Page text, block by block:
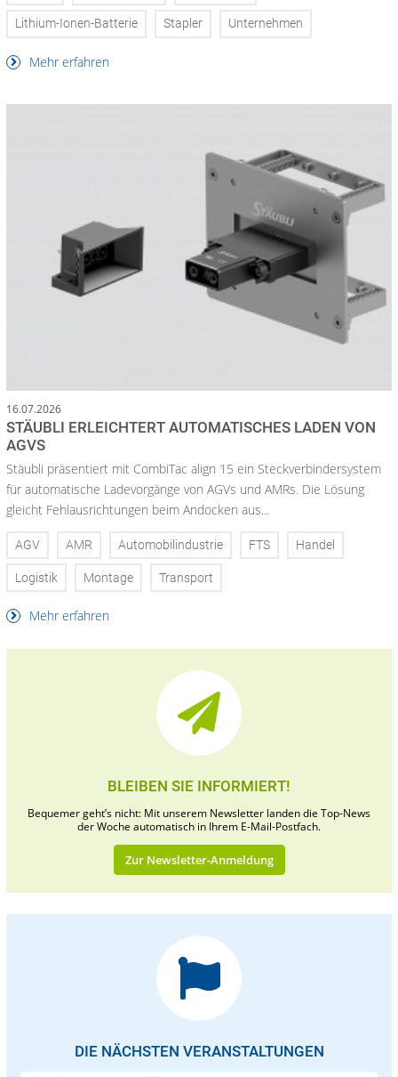
Lithium-Ionen-Batterie Stapler Unternehmen
Mehr erfahren
16.07.2026
STÄUBLI ERLEICHTERT AUTOMATISCHES LADEN VON
AGVS
Stäubli präsentiert mit CombiTac align 15 ein Steckverbindersystem
für automatische Ladevorgänge von AGVs und AMRs. Die Lösung
gleicht Fehlausrichtungen beim Andocken aus...
AGV AMR Automobilindustrie FTS Handel
Logistik Montage Transport
Mehr erfahren
BLEIBEN SIE INFORMIERT!
Bequemer geht’s nicht: Mit unserem Newsletter landen die Top-News
der Woche automatisch in Ihrem E-Mail-Postfach.
Zur Newsletter-Anmeldung
DIE NÄCHSTEN VERANSTALTUNGEN